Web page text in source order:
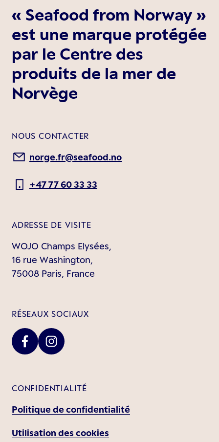
« Seafood from Norway »
est une marque protégée
par le Centre des
produits de la mer de
Norvège
NOUS CONTACTER
norge.fr@seafood.no
+47 77 60 33 33
ADRESSE DE VISITE
WOJO Champs Elysées,
16 rue Washington,
75008 Paris, France
RÉSEAUX SOCIAUX
CONFIDENTIALITÉ
Politique de confidentialité
Utilisation des cookies